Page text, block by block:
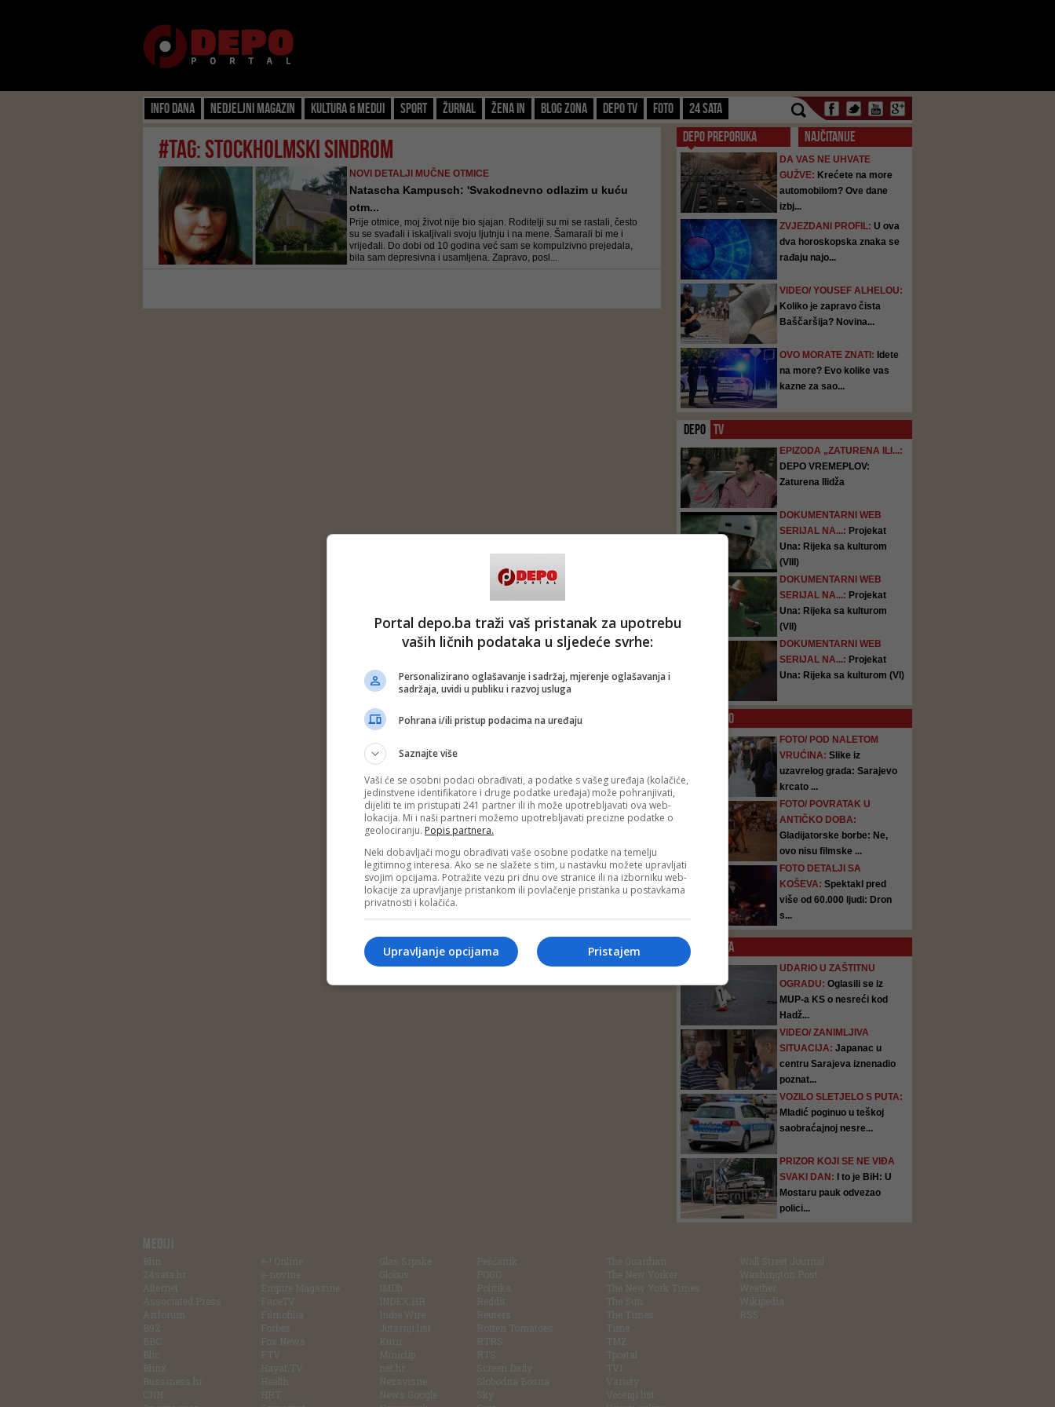
Info dana Nedjeljni magazin Kultura & Mediji Sport Žurnal Žena IN Blog zona Depo TV FOTO 24 SATA
#tag: Stockholmski sindrom
NOVI DETALJI MUČNE OTMICE
Natascha Kampusch: 'Svakodnevno odlazim u kuću
otm...
Prije otmice, moj život nije bio sjajan. Roditelji su mi se rastali, često
su se svađali i iskaljivali svoju ljutnju i na mene. Šamarali bi me i
vrijeđali. Do dobi od 10 godina već sam se kompulzivno prejedala,
bila sam depresivna i usamljena. Zapravo, posl...
DEPO PREPORUKA NAJČITANIJE
DA VAS NE UHVATE
GUŽVE: Krećete na more
automobilom? Ove dane
izbj...
ZVJEZDANI PROFIL: U ova
dva horoskopska znaka se
rađaju najo...
VIDEO/ YOUSEF ALHELOU:
Koliko je zapravo čista
Baščaršija? Novina...
OVO MORATE ZNATI: Idete
na more? Evo kolike vas
kazne za sao...
DEPO TV
EPIZODA „ZATURENA ILI...:
DEPO VREMEPLOV:
Zaturena Ilidža
DOKUMENTARNI WEB
SERIJAL NA...: Projekat
Una: Rijeka sa kulturom
(VIII)
DOKUMENTARNI WEB
SERIJAL NA...: Projekat
Una: Rijeka sa kulturom
(VII)
DOKUMENTARNI WEB
SERIJAL NA...: Projekat
Una: Rijeka sa kulturom (VI)
FOTO
FOTO/ POD NALETOM
VRUĆINA: Slike iz
uzavrelog grada: Sarajevo
krcato ...
FOTO/ POVRATAK U
ANTIČKO DOBA:
Gladijatorske borbe: Ne,
ovo nisu filmske ...
FOTO DETALJI SA
KOŠEVA: Spektakl pred
više od 60.000 ljudi: Dron
s...
24 SATA
UDARIO U ZAŠTITNU
OGRADU: Oglasili se iz
MUP-a KS o nesreći kod
Hadž...
VIDEO/ ZANIMLJIVA
SITUACIJA: Japanac u
centru Sarajeva iznenadio
poznat...
VOZILO SLETJELO S PUTA:
Mladić poginuo u teškoj
saobraćajnoj nesre...
PRIZOR KOJI SE NE VIĐA
SVAKI DAN:
I to je BiH: U
Mostaru pauk odvezao
polici...
MEDIJI
Blin
24sata.hr
Alternet
Associated Press
Artforum
B92
BBC
Blic
Blinx
Bussiness.hr
CNN
e-! Online
e-novine
Empire Magazine
FaceTV
Filmofilia
Forbes
Fox News
FTV
Hayat TV
Health
HRT
Glas Srpske
Globus
IMDb
INDEX.HR
Indie Wire
Jutarnji list
Kurir
Miniclip
net.hr
Nezavisne
News Google
Pešćanik
POGO
Politika
Reddit
Reuters
Rotten Tomatoes
RTRS
RTS
Screen Daily
Slobodna Bosna
Sky
The Guardian
The New Yorker
The New York Times
The Sun
The Times
Time
TMZ
Tportal
TV1
Variety
Večenji list
Wall Street Journal
Washington Post
Weather
Wikipedia
RSS
Portal depo.ba traži vaš pristanak za upotrebu
vaših ličnih podataka u sljedeće svrhe:
Personalizirano oglašavanje i sadržaj, mjerenje oglašavanja i
sadržaja, uvidi u publiku i razvoj usluga
Pohrana i/ili pristup podacima na uređaju
Saznajte više
Vaši će se osobni podaci obrađivati, a podatke s vašeg uređaja (kolačiće,
jedinstvene identifikatore i druge podatke uređaja) može pohranjivati,
dijeliti te im pristupati 241 partner ili ih može upotrebljavati ova web-
lokacija. Mi i naši partneri možemo upotrebljavati precizne podatke o
geolociranju. Popis partnera.
Neki dobavljači mogu obrađivati vaše osobne podatke na temelju
legitimnog interesa. Ako se ne slažete s tim, u nastavku možete upravljati
svojim opcijama. Potražite vezu pri dnu ove stranice ili na izborniku web-
lokacije za upravljanje pristankom ili povlačenje pristanka u postavkama
privatnosti i kolačića.
Pristajem
Upravljanje opcijama